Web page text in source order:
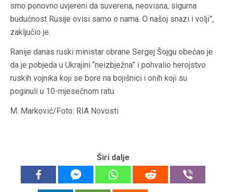
smo ponovno uvjereni da suverena, neovisna, sigurna
budućnost Rusije ovisi samo o nama. O našoj snazi i volji”,
zaključio je.
Ranije danas ruski ministar obrane Sergej Šojgu obećao je
da je pobjeda u Ukrajini “neizbježna” i pohvalio herojstvo
ruskih vojnika koji se bore na bojišnici i onih koji su
poginuli u 10-mjesečnom ratu.
M. Marković/Foto: RIA Novosti
Širi dalje